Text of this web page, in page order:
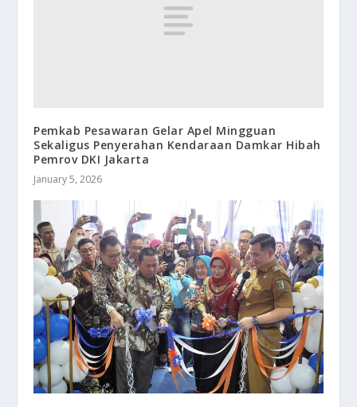
Pemkab Pesawaran Gelar Apel Mingguan
Sekaligus Penyerahan Kendaraan Damkar Hibah
Pemrov DKI Jakarta
January 5, 2026